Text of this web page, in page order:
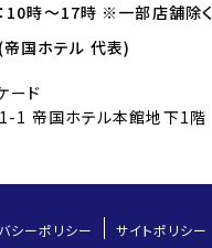
10時～17時 ※一部店舗除く
国ホテル 代表)
ード
1 帝国ホテル本館地下1階
シーポリシー サイトポリシー